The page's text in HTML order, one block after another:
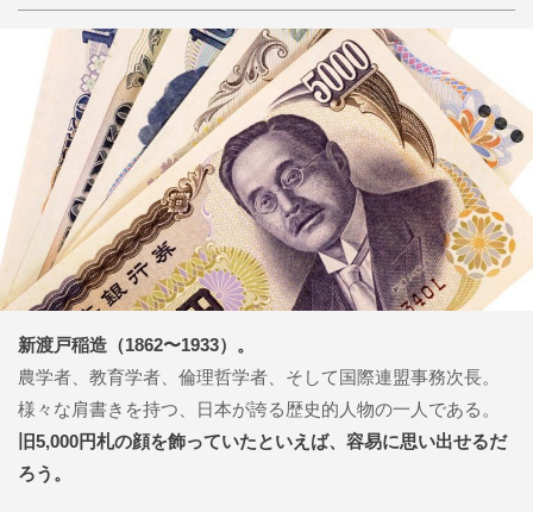
新渡戸稲造（1862〜1933）。
農学者、教育学者、倫理哲学者、そして国際連盟事務次長。
様々な肩書きを持つ、日本が誇る歴史的人物の一人である。
旧5,000円札の顔を飾っていたといえば、容易に思い出せるだ
ろう。